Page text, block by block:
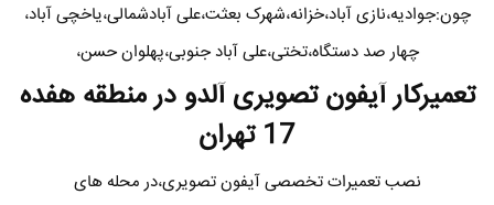
چون:جوادیه،نازی آباد،خزانه،شهرک بعثت،علی آبادشمالی،یاخچی آباد،
چهار صد دستگاه،تختی،علی آباد جنوبی،پهلوان حسن،
تعمیرکار آیفون تصویری آلدو در منطقه هفده
17 تهران
نصب تعمیرات تخصصی آیفون تصویری،در محله های